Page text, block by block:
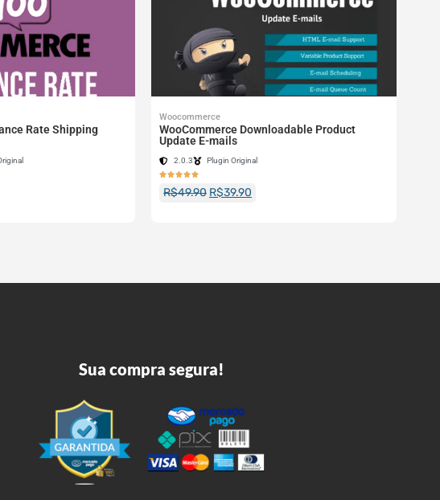
Rate Shipping
Woocommerce
WooCommerce Downloadable Product
Update E-mails
2.0.3 Plugin Original

R$49.90 R$39.90
Sua compra segura!